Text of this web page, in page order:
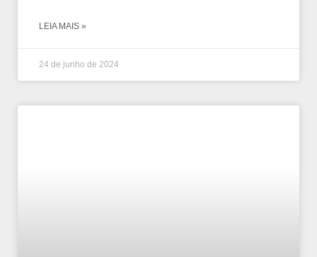
LEIA MAIS »
24 de junho de 2024